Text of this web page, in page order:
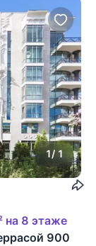
1/ 1
на 8 этаже
900